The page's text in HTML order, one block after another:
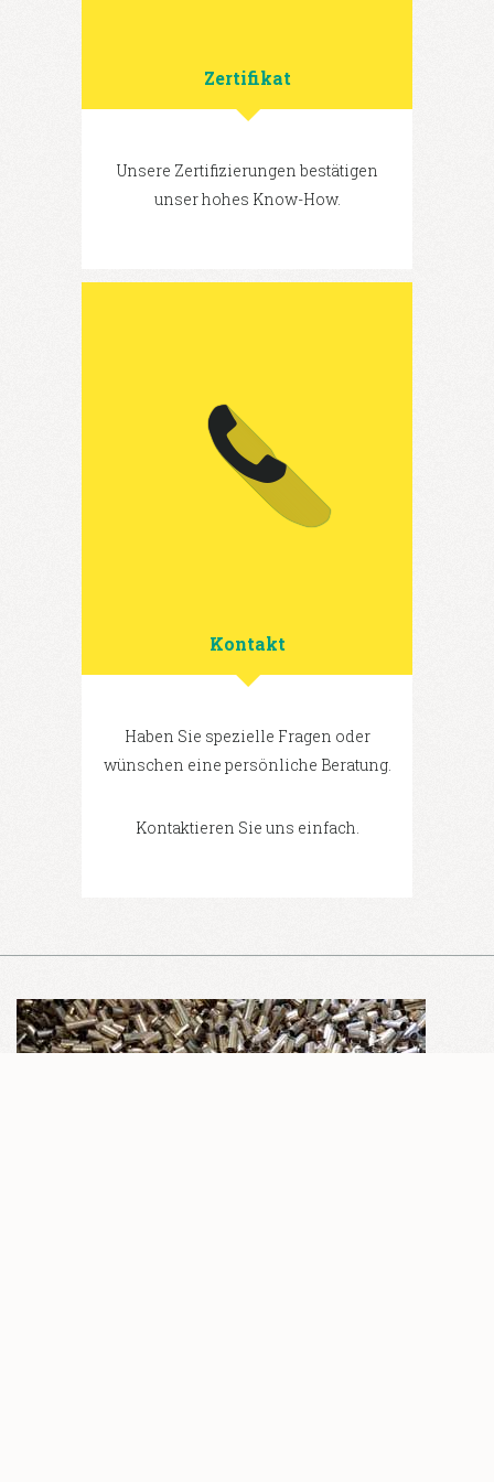
Zertifikat
Unsere Zertifizierungen bestätigen
unser hohes Know-How.
Kontakt
Haben Sie spezielle Fragen oder
wünschen eine persönliche Beratung.
Kontaktieren Sie uns einfach.